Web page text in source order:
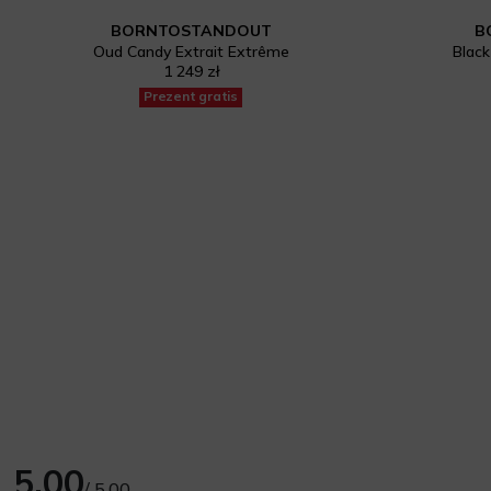
Prezent gratis
BORNTOSTANDOUT
Oud Candy Extrait Extrême
1 249 zł
5.00